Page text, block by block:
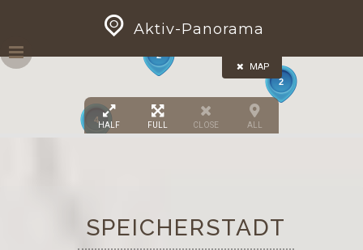
content
Aktiv-Panorama
MAP
2
2
4
HALF FULL CLOSE ALL
SPEICHERSTADT